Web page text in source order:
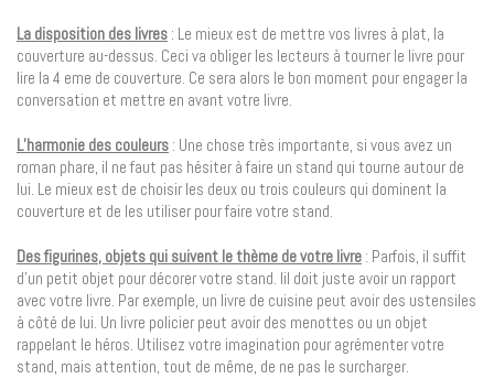
La disposition des livres : Le mieux est de mettre vos livres à plat, la
couverture au-dessus. Ceci va obliger les lecteurs à tourner le livre pour
lire la 4 eme de couverture. Ce sera alors le bon moment pour engager la
conversation et mettre en avant votre livre.
L’harmonie des couleurs : Une chose très importante, si vous avez un
roman phare, il ne faut pas hésiter à faire un stand qui tourne autour de
lui. Le mieux est de choisir les deux ou trois couleurs qui dominent la
couverture et de les utiliser pour faire votre stand.
Des figurines, objets qui suivent le thème de votre livre : Parfois, il suffit
d’un petit objet pour décorer votre stand. Iil doit juste avoir un rapport
avec votre livre. Par exemple, un livre de cuisine peut avoir des ustensiles
à côté de lui. Un livre policier peut avoir des menottes ou un objet
rappelant le héros. Utilisez votre imagination pour agrémenter votre
stand, mais attention, tout de même, de ne pas le surcharger.